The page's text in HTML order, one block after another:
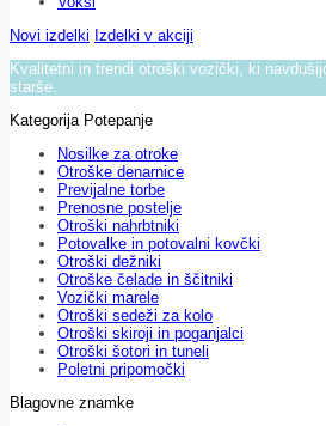
Novi izdelki Izdelki v akciji
Kvalitetni in trendi otroški vozički, ki
starše.
Kategorija Potepanje
Nosilke za otroke
Otroške denarnice
Previjalne torbe
Prenosne postelje
Otroški nahrbtniki
Potovalke in potovalni kovčki
Otroški dežniki
Otroške čelade in ščitniki
Vozički marele
Otroški sedeži za kolo
Otroški skiroji in poganjalci
Otroški šotori in tuneli
Poletni pripomočki
Blagovne znamke